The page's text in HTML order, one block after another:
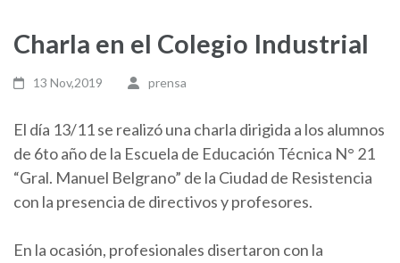
Charla en el Colegio Industrial
13 Nov,2019 prensa
El día 13/11 se realizó una charla dirigida a los alumnos
de 6to año de la Escuela de Educación Técnica N° 21
“Gral. Manuel Belgrano” de la Ciudad de Resistencia
con la presencia de directivos y profesores.
En la ocasión, profesionales disertaron con la